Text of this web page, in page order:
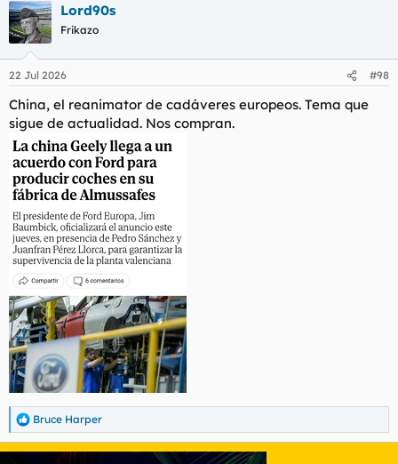
Lord90s
Frikazo
22 Jul 2026 #98
China, el reanimator de cadáveres europeos. Tema que
sigue de actualidad. Nos compran.
R
e
a
Bruce Harper